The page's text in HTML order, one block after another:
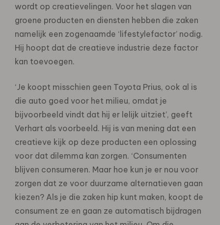
wordt op creatievelingen. Voor het slagen van
groene producten en diensten hebben die zaken
namelijk een zogenaamde ‘lifestylefactor’ nodig.
Hij hoopt dat de creatieve industrie deze factor
kan toevoegen.
‘Je koopt misschien geen Toyota Prius, ook al is
die auto goed voor het milieu, omdat je
bijvoorbeeld vindt dat hij er lelijk uitziet’, geeft
Verhart als voorbeeld. Hij is van mening dat een
creatieve kijk op deze producten een oplossing
voor dat dilemma kan zorgen. ‘Consumenten
blijven consumeren. Maar hoe kun je er nou voor
zorgen dat ze voor duurzame alternatieven gaan
kiezen? Als je die zaken hip kunt maken, koopt de
consument ze en gaan ze automatisch bijdragen